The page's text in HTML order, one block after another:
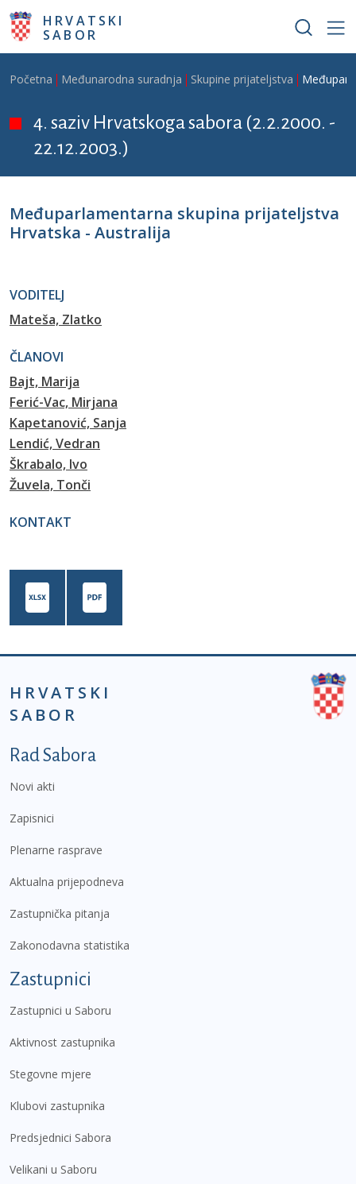
Skoči na glavni sadržaj
HRVATSKI
SABOR
Breadcrumb
Početna Međunarodna suradnja Skupine prijateljstva
4. saziv Hrvatskoga sabora (2.2.2000. -
22.12.2003.)
Međuparlamentarna skupina prijateljstva
Hrvatska - Australija
VODITELJ
Mateša, Zlatko
ČLANOVI
Bajt, Marija
Ferić-Vac, Mirjana
Kapetanović, Sanja
Lendić, Vedran
Škrabalo, Ivo
Žuvela, Tonči
KONTAKT
HRVATSKI
SABOR
Podnožje prvi izbornik
Rad Sabora
Novi akti
Zapisnici
Plenarne rasprave
Aktualna prijepodneva
Zastupnička pitanja
Zakonodavna statistika
Zastupnici
Zastupnici u Saboru
Aktivnost zastupnika
Stegovne mjere
Klubovi zastupnika
Predsjednici Sabora
Velikani u Saboru